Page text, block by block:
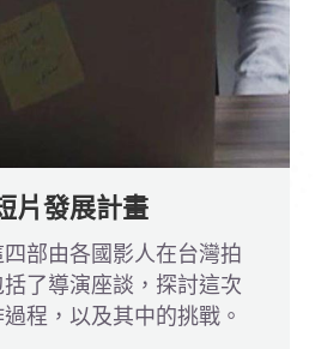
片發展計畫
部由各國影人在台灣拍
了導演座談，探討這次
程，以及其中的挑戰。